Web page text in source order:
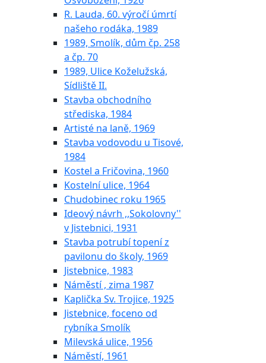
R. Lauda, 60. výročí úmrtí
našeho rodáka, 1989
1989, Smolík, dům čp. 258
a čp. 70
1989, Ulice Koželužská,
Sídliště II.
Stavba obchodního
střediska, 1984
Artisté na laně, 1969
Stavba vodovodu u Tisové,
1984
Kostel a Fričovina, 1960
Kostelní ulice, 1964
Chudobinec roku 1965
Ideový návrh ,,Sokolovny''
v Jistebnici, 1931
Stavba potrubí topení z
pavilonu do školy, 1969
Jistebnice, 1983
Náměstí , zima 1987
Kaplička Sv. Trojice, 1925
Jistebnice, foceno od
rybníka Smolík
Milevská ulice, 1956
Náměstí, 1961